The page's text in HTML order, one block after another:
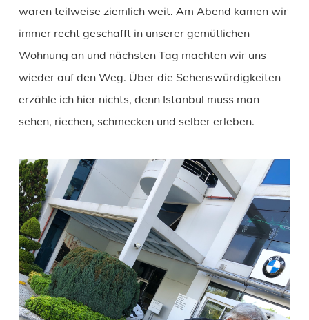
waren teilweise ziemlich weit. Am Abend kamen wir
immer recht geschafft in unserer gemütlichen
Wohnung an und nächsten Tag machten wir uns
wieder auf den Weg. Über die Sehenswürdigkeiten
erzähle ich hier nichts, denn Istanbul muss man
sehen, riechen, schmecken und selber erleben.